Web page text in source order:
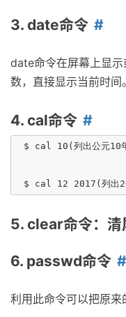
3. date命令
date命令在屏幕上显
数，直接显示当前时间。
4. cal命令
$ cal 10(列出公元10
5. clear命令：清
6. passwd命令
利用此命令可以把原